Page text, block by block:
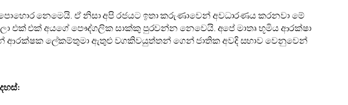
නෙමෙයි. ඒ නිසා අපි රජයට ඉතා කරුණාවෙන් අවධාරණය කරනවා මේ
එක් එක් අයගේ පෞද්ගලික සාක්කු පුරවන්න නෙවෙයි. අපේ මාතෘ භූමිය ආරක්ෂා
ලේකම්තුමා ඇතුළු වගකිවයුත්තන් ගෙන් ජාතික අවදි සභාව වෙනුවෙන්